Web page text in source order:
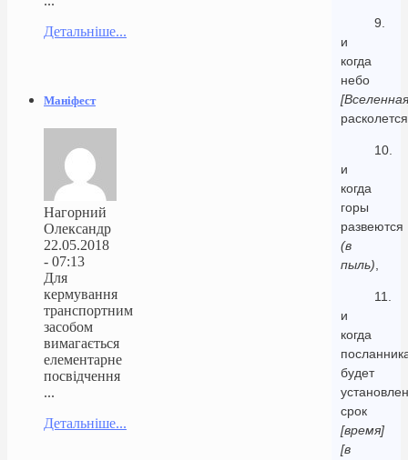
9.
и
когда
небо
10.
и
когда
горы
развеются
(в
пыль),
11.
и
когда
будет
установлен
срок
[время]
[в
Детальніше...
Маніфест
Нагорний
Олександр
22.05.2018
- 07:13
Для
кермування
транспортним
засобом
вимагається
елементарне
посвідчення
...
Детальніше...